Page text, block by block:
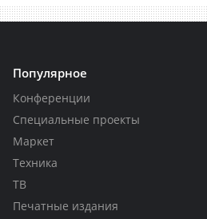
Популярное
Конференции
Специальные проекты
Маркет
Техника
ТВ
Печатные издания